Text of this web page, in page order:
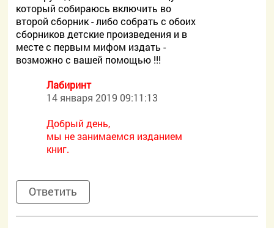
который собираюсь включить во
второй сборник - либо собрать с обоих
сборников детские произведения и в
месте с первым мифом издать -
возможно с вашей помощью !!!
Лабиринт
14 января 2019 09:11:13
Добрый день,
мы не занимаемся изданием
книг.
Ответить